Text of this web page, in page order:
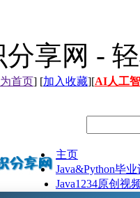
分享网 -
首页] [加入收藏][AI人工
主页
Java&Python毕
Java1234原创视